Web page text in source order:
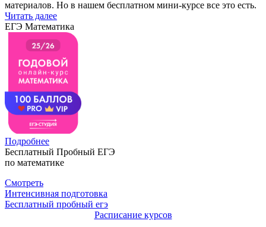
материалов. Но в нашем бесплатном мини-курсе все это есть.
Читать далее
ЕГЭ Математика
Подробнее
Бесплатный Пробный ЕГЭ
по математике
Смотреть
Интенсивная подготовка
Бесплатный пробный егэ
Расписание курсов